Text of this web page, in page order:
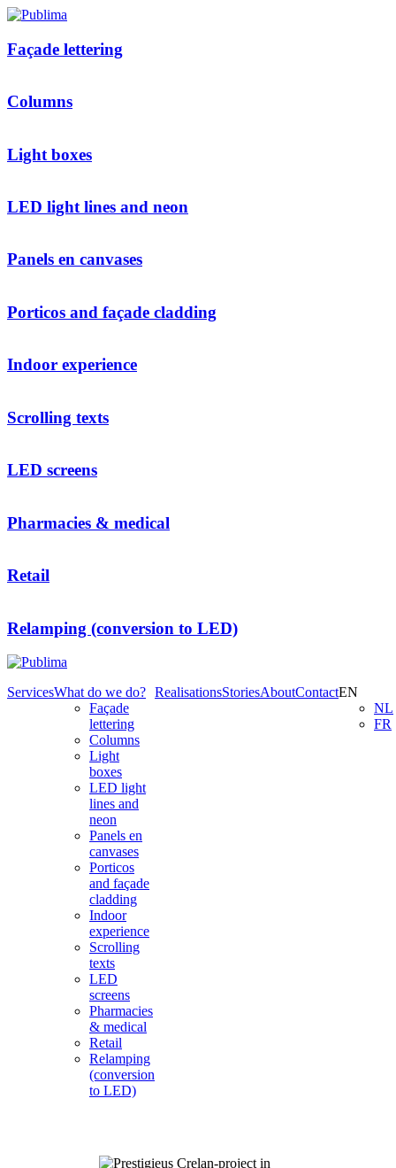
Façade lettering
Columns
Light boxes
LED light lines and neon
Panels en canvases
Porticos and façade cladding
Indoor experience
Scrolling texts
LED screens
Pharmacies & medical
Retail
Relamping (conversion to LED)
ServicesWhat do we do?
Façade
lettering
Columns
Light
boxes
LED light
lines and
neon
Panels en
canvases
Porticos
and façade
cladding
Indoor
experience
Scrolling
texts
LED
screens
Pharmacies
& medical
Retail
Relamping
(conversion
to LED)
RealisationsStoriesAboutContactEN
NL
FR